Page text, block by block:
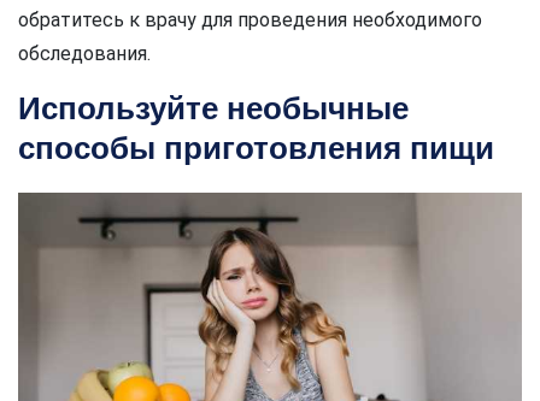
обратитесь к врачу для проведения необходимого
обследования.
Используйте необычные
способы приготовления пищи